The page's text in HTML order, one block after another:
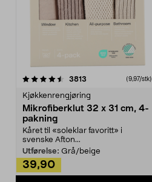
3813 anmeldelser(9,97/stk)
Kjøkkenrengjøring
Mikrofiberklut 32 x 31 cm, 4-
pakning
Kåret til «soleklar favoritt» i
svenske Afton...
Utførelse: Grå/beige
39,90
4.5av 5 stjerner